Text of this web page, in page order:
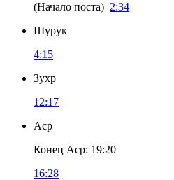
(Начало поста) 2:34
Шурук
4:15
Зухр
12:17
Аср
Конец Аср: 19:20
16:28